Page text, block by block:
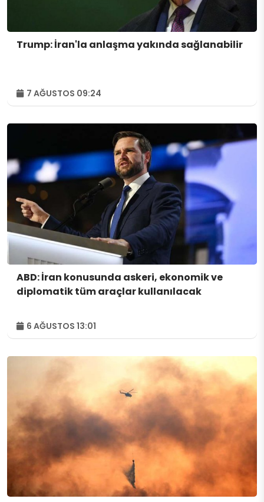
Trump: İran'la anlaşma yakında sağlanabilir
7 AĞUSTOS 09:24
ABD: İran konusunda askeri, ekonomik ve
diplomatik tüm araçlar kullanılacak
6 AĞUSTOS 13:01